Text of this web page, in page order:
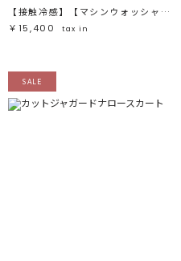
【接触冷感】【マシンウォッシャブル】スリットサテンナロースカート
￥15,400
tax in
SALE